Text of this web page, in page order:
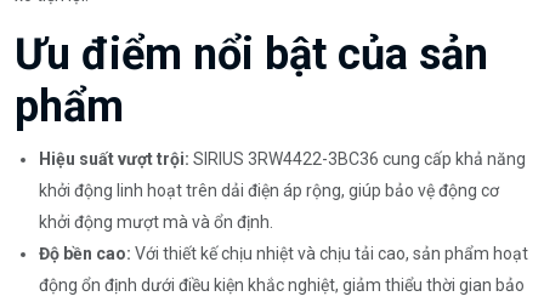
Ưu điểm nổi bật của sản
phẩm
Hiệu suất vượt trội: SIRIUS 3RW4422-3BC36 cung cấp khả năng
khởi động linh hoạt trên dải điện áp rộng, giúp bảo vệ động cơ
khởi động mượt mà và ổn định.
Độ bền cao: Với thiết kế chịu nhiệt và chịu tải cao, sản phẩm hoạt
động ổn định dưới điều kiện khắc nghiệt, giảm thiểu thời gian bảo